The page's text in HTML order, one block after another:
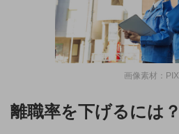
画像素材：
離職率を下げるには？